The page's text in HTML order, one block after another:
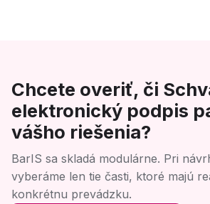
Chcete overiť, či
elektronický podpis
vášho riešenia?
BarIS sa skladá modulárne. Pri
vyberáme len tie časti, ktoré majú
konkrétnu prevádzku.